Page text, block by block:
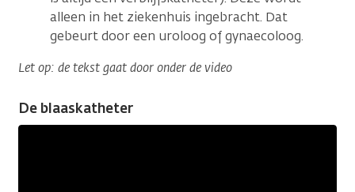
alleen in het ziekenhuis ingebracht. Dat
gebeurt door een uroloog of gynaecoloog.
Let op: de tekst gaat door onder de video
De blaaskatheter